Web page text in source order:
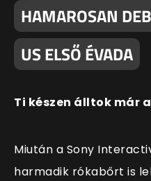
HAMAROSAN
US ELSŐ ÉVADA
Ti készen álltok már
Miután a Sony
harmadik rókabőrt is